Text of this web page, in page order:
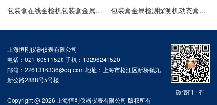
包装盒在线金检机包装盒金属检测机盒装产品金检机纸质金检机 包装盒金属检测探测机动态盒装金属检测机纸质产品金检机
微信扫一扫
上海恒刚仪器仪表有限公司
电话：021-60511520 手机：13296241520
邮箱：2261316336@qq.com 地址：上海市松江区新桥镇九
新公路2888号5号楼
Copyright @ 2026 上海恒刚仪器仪表有限公司 版权所有